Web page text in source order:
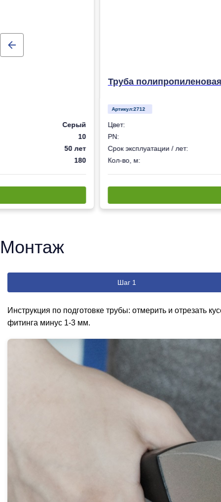
Серый
10
50 лет
180
Труба
Артикул:2712
Цвет:
PN:
Срок эксплуатации / лет:
Кол-во, м:
Монтаж
Шаг 1
Инструкция по подготовке трубы: отмерить и отрезать
фитинга минус 1-3 мм.